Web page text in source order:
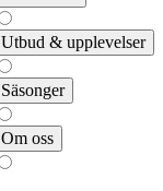
Utbud & upplevelser
Säsonger
Om oss